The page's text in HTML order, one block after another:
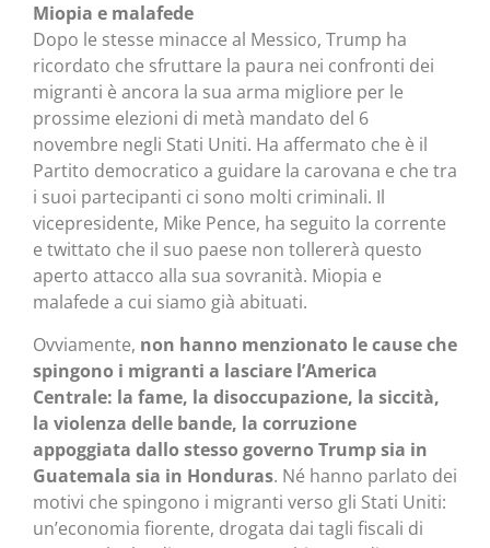
Miopia e malafede
Dopo le stesse minacce al Messico, Trump ha
ricordato che sfruttare la paura nei confronti dei
migranti è ancora la sua arma migliore per le
prossime elezioni di metà mandato del 6
novembre negli Stati Uniti. Ha affermato che è il
Partito democratico a guidare la carovana e che tra
i suoi partecipanti ci sono molti criminali. Il
vicepresidente, Mike Pence, ha seguito la corrente
e twittato che il suo paese non tollererà questo
aperto attacco alla sua sovranità. Miopia e
malafede a cui siamo già abituati.
Ovviamente, non hanno menzionato le cause che
spingono i migranti a lasciare l’America
Centrale: la fame, la disoccupazione, la siccità,
la violenza delle bande, la corruzione
appoggiata dallo stesso governo Trump sia in
Guatemala sia in Honduras. Né hanno parlato dei
motivi che spingono i migranti verso gli Stati Uniti:
un’economia fiorente, drogata dai tagli fiscali di